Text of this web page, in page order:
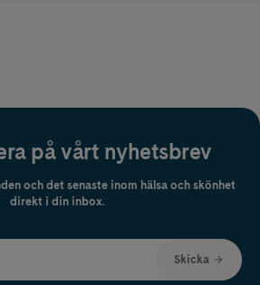
på vårt nyhetsbrev
och det senaste inom hälsa och skönhet
direkt i din inbox.
Skicka